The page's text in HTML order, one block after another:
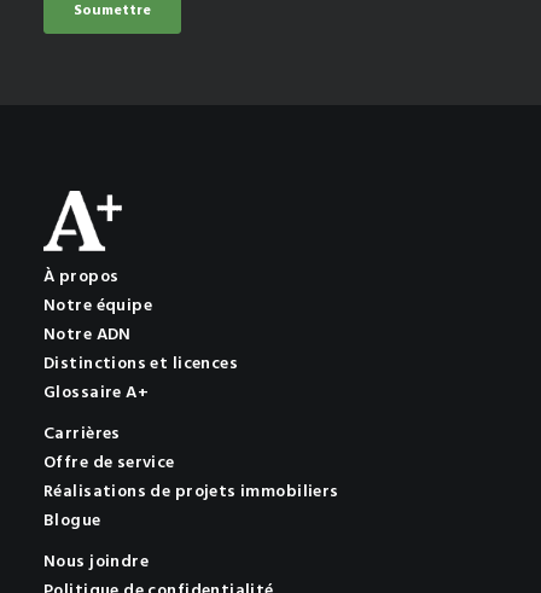
À propos
Notre équipe
Notre ADN
Distinctions et licences
Glossaire A+
Carrières
Offre de service
Réalisations de projets immobiliers
Blogue
Nous joindre